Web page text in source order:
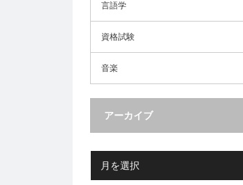
言語学
資格試験
音楽
アーカイブ